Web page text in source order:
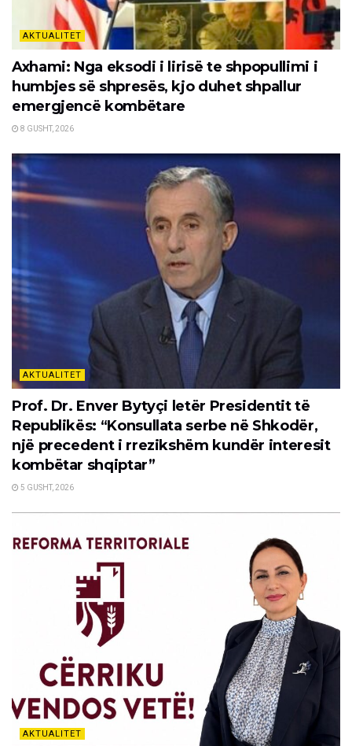
AKTUALITET
Axhami: Nga eksodi i lirisë te shpopullimi i
humbjes së shpresës, kjo duhet shpallur
emergjencë kombëtare
8 GUSHT, 2026
AKTUALITET
Prof. Dr. Enver Bytyçi letër Presidentit të
Republikës: “Konsullata serbe në Shkodër,
një precedent i rrezikshëm kundër interesit
kombëtar shqiptar”
5 GUSHT, 2026
AKTUALITET